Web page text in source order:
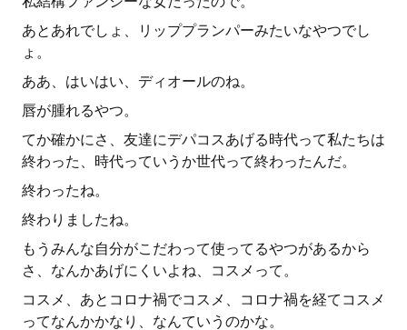
あとあれでしょ、リッププランパーみたいなやつでし
ょ。
ああ、はいはい、ディオールのね。
唇が腫れるやつ。
てか確かにさ、友達にデパコスあげる時代って私たちは
終わった、時代っていうか世代って終わったんだ。
終わったね。
終わりましたね。
もうみんな自分がこだわって使ってるやつがあるから
さ、なんかあげにくいよね、コスメって。
コスメ、あとコロナ禍でコスメ、コロナ禍を経てコスメ
ってなんかかなり、なんていうのかな。